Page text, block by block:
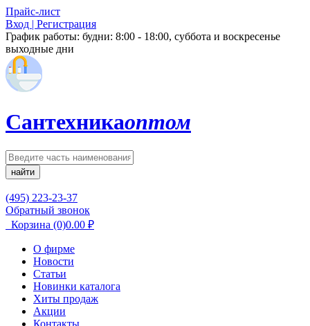
Прайс-лист
Вход | Регистрация
График работы: будни: 8:00 - 18:00, суббота и воскресенье
выходные дни
Сантехникаоптом
найти
(495) 223-23-37
Обратный звонок
Корзина (0)0.00 ₽
О фирме
Новости
Статьи
Новинки каталога
Хиты продаж
Акции
Контакты